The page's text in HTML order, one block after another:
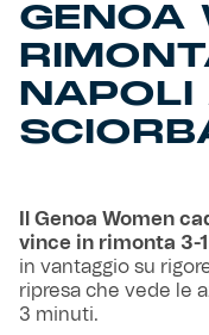
GENOA
NAPOLI
Il Genoa Women
vince in rimonta 3-
in vantaggio su
ripresa che vede le
3 minuti.